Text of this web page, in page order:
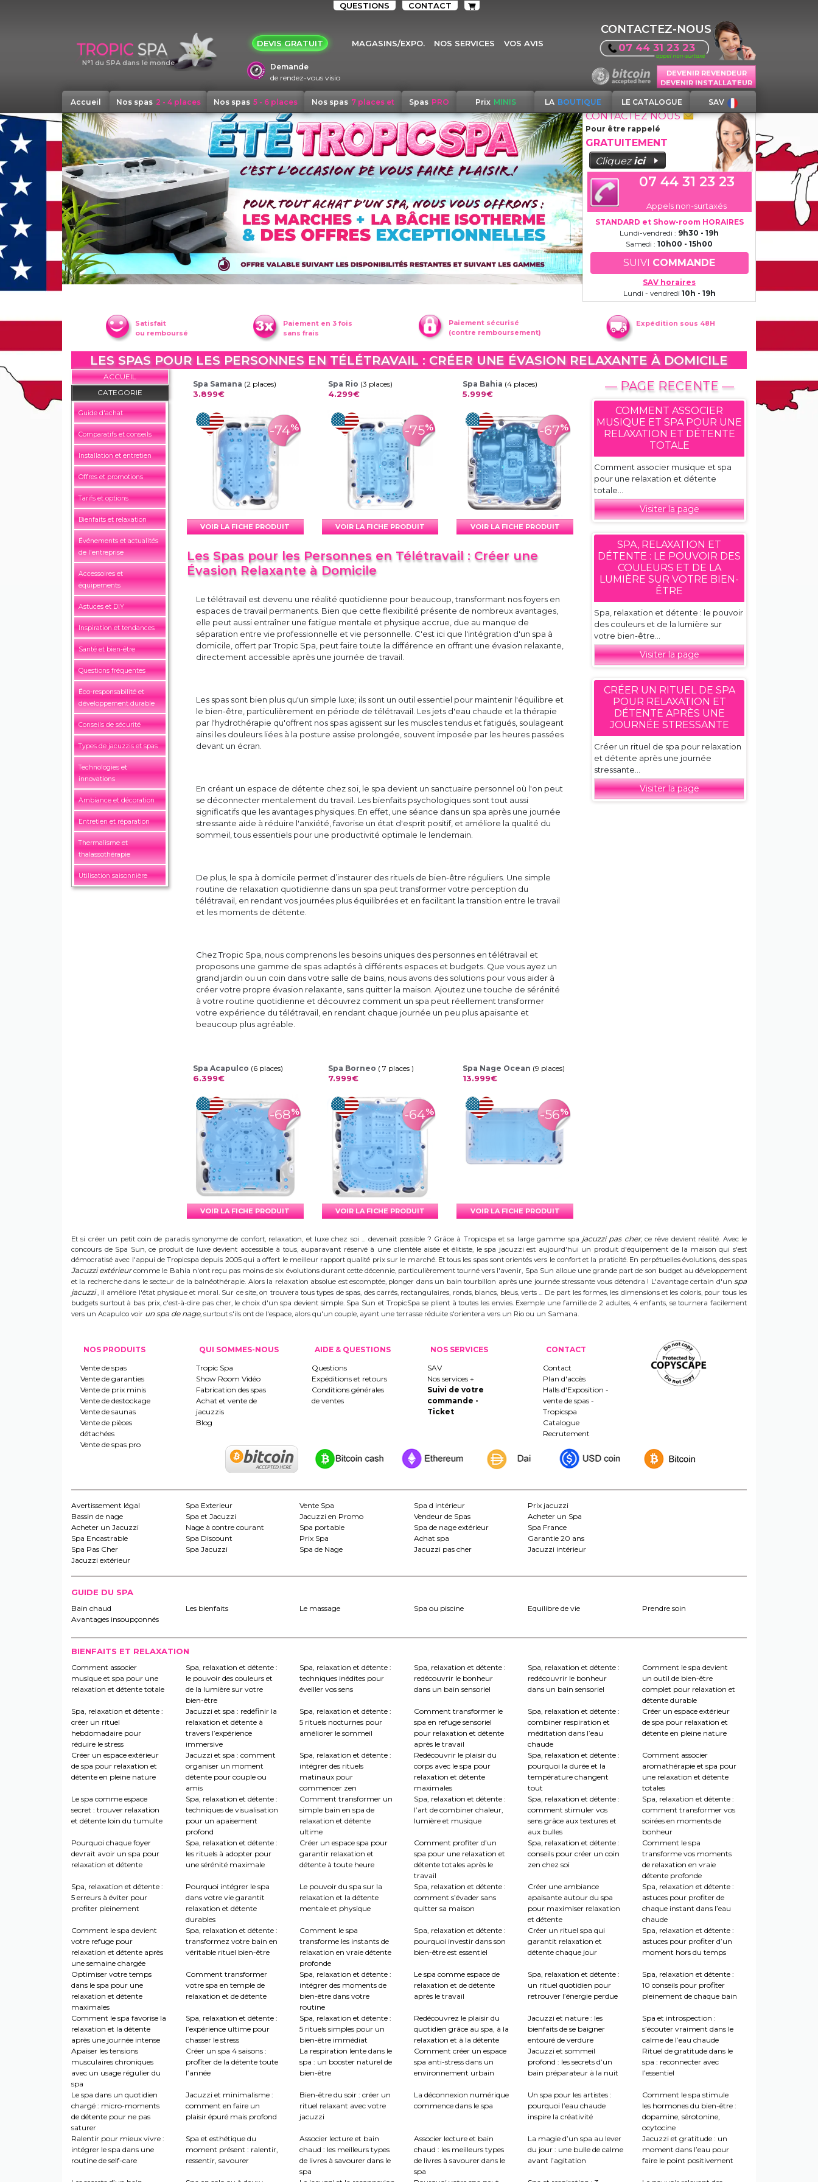
QUESTIONS CONTACT
N°1 du SPA dans le monde
DEVIS GRATUIT MAGASINS/EXPO. NOS SERVICES VOS AVIS
Demande
de rendez-vous visio
CONTACTEZ-NOUS
07 44 31 23 23
DEVENIR REVENDEUR
DEVENIR INSTALLATEUR
Accueil Nos spas 2 - 4 places Nos spas 5 - 6 places Nos spas 7 places et
+
Spas PRO Prix MINIS LA BOUTIQUE LE CATALOGUE SAV
CONTACTEZ NOUS
Pour être rappelé
GRATUITEMENT
Cliquezici
07 44 31 23 23
Appels non-surtaxés
STANDARD et Show-room HORAIRES
Lundi-vendredi : 9h30 - 19h
Samedi : 10h00 - 15h00
SUIVI COMMANDE
SAV horaires
Lundi - vendredi 10h - 19h
Satisfait
ou remboursé
Paiement en 3 fois
sans frais
Paiement sécurisé
(contre remboursement)
Expédition sous 48H
LES SPAS POUR LES PERSONNES EN TÉLÉTRAVAIL : CRÉER UNE ÉVASION RELAXANTE À DOMICILE
ACCUEIL
CATEGORIE
Guide d'achat
Comparatifs et conseils
Installation et entretien
Offres et promotions
Tarifs et options
Bienfaits et relaxation
Événements et actualités
de l'entreprise
Accessoires et
équipements
Astuces et DIY
Inspiration et tendances
Santé et bien-être
Questions fréquentes
Éco-responsabilité et
développement durable
Conseils de sécurité
Types de jacuzzis et spas
Technologies et
innovations
Ambiance et décoration
Entretien et réparation
Thermalisme et
thalassothérapie
Utilisation saisonnière
Spa Samana (2 places)
3.899€
-74%
VOIR LA FICHE PRODUIT
Spa Rio (3 places)
4.299€
-75%
VOIR LA FICHE PRODUIT
Spa Bahia (4 places)
5.999€
-67%
VOIR LA FICHE PRODUIT
Les Spas pour les Personnes en Télétravail : Créer une
Évasion Relaxante à Domicile
Le télétravail est devenu une réalité quotidienne pour beaucoup, transformant nos foyers en
espaces de travail permanents. Bien que cette flexibilité présente de nombreux avantages,
elle peut aussi entraîner une fatigue mentale et physique accrue, due au manque de
séparation entre vie professionnelle et vie personnelle. C'est ici que l'intégration d'un spa à
domicile, offert par Tropic Spa, peut faire toute la différence en offrant une évasion relaxante,
directement accessible après une journée de travail.
Les spas sont bien plus qu'un simple luxe; ils sont un outil essentiel pour maintenir l'équilibre et
le bien-être, particulièrement en période de télétravail. Les jets d'eau chaude et la thérapie
par l'hydrothérapie qu'offrent nos spas agissent sur les muscles tendus et fatigués, soulageant
ainsi les douleurs liées à la posture assise prolongée, souvent imposée par les heures passées
devant un écran.
En créant un espace de détente chez soi, le spa devient un sanctuaire personnel où l'on peut
se déconnecter mentalement du travail. Les bienfaits psychologiques sont tout aussi
significatifs que les avantages physiques. En effet, une séance dans un spa après une journée
stressante aide à réduire l'anxiété, favorise un état d'esprit positif, et améliore la qualité du
sommeil, tous essentiels pour une productivité optimale le lendemain.
De plus, le spa à domicile permet d’instaurer des rituels de bien-être réguliers. Une simple
routine de relaxation quotidienne dans un spa peut transformer votre perception du
télétravail, en rendant vos journées plus équilibrées et en facilitant la transition entre le travail
et les moments de détente.
Chez Tropic Spa, nous comprenons les besoins uniques des personnes en télétravail et
proposons une gamme de spas adaptés à différents espaces et budgets. Que vous ayez un
grand jardin ou un coin dans votre salle de bains, nous avons des solutions pour vous aider à
créer votre propre évasion relaxante, sans quitter la maison. Ajoutez une touche de sérénité
à votre routine quotidienne et découvrez comment un spa peut réellement transformer
votre expérience du télétravail, en rendant chaque journée un peu plus apaisante et
beaucoup plus agréable.
Spa Acapulco (6 places)
6.399€
-68%
VOIR LA FICHE PRODUIT
Spa Borneo ( 7 places )
7.999€
-64%
VOIR LA FICHE PRODUIT
Spa Nage Ocean (9 places)
13.999€
-56%
VOIR LA FICHE PRODUIT
— PAGE RECENTE —
COMMENT ASSOCIER
MUSIQUE ET SPA POUR UNE
RELAXATION ET DÉTENTE
TOTALE
Comment associer musique et spa
pour une relaxation et détente
totale...
Visiter la page
SPA, RELAXATION ET
DÉTENTE : LE POUVOIR DES
COULEURS ET DE LA
LUMIÈRE SUR VOTRE BIEN-
ÊTRE
Spa, relaxation et détente : le pouvoir
des couleurs et de la lumière sur
votre bien-être...
Visiter la page
CRÉER UN RITUEL DE SPA
POUR RELAXATION ET
DÉTENTE APRÈS UNE
JOURNÉE STRESSANTE
Créer un rituel de spa pour relaxation
et détente après une journée
stressante...
Visiter la page
Et si créer un petit coin de paradis synonyme de confort, relaxation, et luxe chez soi ... devenait possible ? Grâce à Tropicspa et sa large gamme spa jacuzzi pas cher, ce rêve devient réalité. Avec le
concours de Spa Sun, ce produit de luxe devient accessible à tous, auparavant réservé à une clientèle aisée et élitiste, le spa jacuzzi est aujourd'hui un produit d'équipement de la maison qui s'est
démocratisé avec l'appui de Tropicspa depuis 2005 qui a offert le meilleur rapport qualité prix sur le marché. Et tous les spas sont orientés vers le confort et la praticité. En perpétuelles évolutions, des spas
Jacuzzi extérieurcomme le Bahia n'ont reçu pas moins de six évolutions durant cette décennie, particulièrement tourné vers l'avenir, Spa Sun alloue une grande part de son budget au développement
et la recherche dans le secteur de la balnéothérapie. Alors la relaxation absolue est escomptée, plonger dans un bain tourbillon après une journée stressante vous détendra ! L'avantage certain d'un spa
jacuzzi, il améliore l'état physique et moral. Sur ce site, on trouvera tous types de spas, des carrés, rectangulaires, ronds, blancs, bleus, verts ... De part les formes, les dimensions et les coloris, pour tous les
budgets surtout à bas prix, c'est-à-dire pas cher, le choix d'un spa devient simple. Spa Sun et TropicSpa se plient à toutes les envies. Exemple une famille de 2 adultes, 4 enfants, se tournera facilement
vers un Acapulco voir un spa de nage, surtout s'ils ont de l'espace, alors qu'un couple, ayant une terrasse réduite s'orientera vers un Rio ou un Samana.
NOS PRODUITS
Vente de spas
Vente de garanties
Vente de prix minis
Vente de destockage
Vente de saunas
Vente de pièces
détachées
Vente de spas pro
QUI SOMMES-NOUS
Tropic Spa
Show Room Vidéo
Fabrication des spas
Achat et vente de
jacuzzis
Blog
AIDE & QUESTIONS
Questions
Expéditions et retours
Conditions générales
de ventes
NOS SERVICES
SAV
Nos services +
Suivi de votre
commande -
Ticket
CONTACT
Contact
Plan d'accès
Halls d'Exposition -
vente de spas -
Tropicspa
Catalogue
Recrutement
Avertissement légal Spa Exterieur Vente Spa Spa d intérieur
Prix jacuzzi
Bassin de nage
Spa et Jacuzzi Jacuzzi en Promo Vendeur de Spas
Acheter un Spa
Acheter un Jacuzzi
Nage à contre courant Spa portable Spa de nage extérieur
Spa France
Spa Encastrable
Spa Discount Prix Spa Achat spa
Garantie 20 ans
Spa Pas Cher
Spa Jacuzzi Spa de Nage Jacuzzi pas cher
Jacuzzi intérieur
Jacuzzi extérieur
GUIDE DU SPA
Bain chaud Les bienfaits Le massage Spa ou piscine Equilibre de vie
Prendre soin
Avantages insoupçonnés
BIENFAITS ET RELAXATION
Comment associer
musique et spa pour une
relaxation et détente totale
Spa, relaxation et détente :
le pouvoir des couleurs et
de la lumière sur votre
bien-être
Spa, relaxation et détente :
techniques inédites pour
éveiller vos sens
Spa, relaxation et détente :
redécouvrir le bonheur
dans un bain sensoriel
Spa, relaxation et détente :
redécouvrir le bonheur
dans un bain sensoriel
Comment le spa devient
un outil de bien-être
complet pour relaxation et
détente durable
Spa, relaxation et détente :
créer un rituel
hebdomadaire pour
réduire le stress
Jacuzzi et spa : redéfinir la
relaxation et détente à
travers l’expérience
immersive
Spa, relaxation et détente :
5 rituels nocturnes pour
améliorer le sommeil
Comment transformer le
spa en refuge sensoriel
pour relaxation et détente
après le travail
Spa, relaxation et détente :
combiner respiration et
méditation dans l’eau
chaude
Créer un espace extérieur
de spa pour relaxation et
détente en pleine nature
Créer un espace extérieur
de spa pour relaxation et
détente en pleine nature
Jacuzzi et spa : comment
organiser un moment
détente pour couple ou
amis
Spa, relaxation et détente :
intégrer des rituels
matinaux pour
commencer zen
Redécouvrir le plaisir du
corps avec le spa pour
relaxation et détente
maximales
Spa, relaxation et détente :
pourquoi la durée et la
température changent
tout
Comment associer
aromathérapie et spa pour
une relaxation et détente
totales
Le spa comme espace
secret : trouver relaxation
et détente loin du tumulte
Spa, relaxation et détente :
techniques de visualisation
pour un apaisement
profond
Comment transformer un
simple bain en spa de
relaxation et détente
ultime
Spa, relaxation et détente :
l’art de combiner chaleur,
lumière et musique
Spa, relaxation et détente :
comment stimuler vos
sens grâce aux textures et
aux bulles
Spa, relaxation et détente :
comment transformer vos
soirées en moments de
bonheur
Pourquoi chaque foyer
devrait avoir un spa pour
relaxation et détente
Spa, relaxation et détente :
les rituels à adopter pour
une sérénité maximale
Créer un espace spa pour
garantir relaxation et
détente à toute heure
Comment profiter d’un
spa pour une relaxation et
détente totales après le
travail
Spa, relaxation et détente :
conseils pour créer un coin
zen chez soi
Comment le spa
transforme vos moments
de relaxation en vraie
détente profonde
Spa, relaxation et détente :
5 erreurs à éviter pour
profiter pleinement
Pourquoi intégrer le spa
dans votre vie garantit
relaxation et détente
durables
Le pouvoir du spa sur la
relaxation et la détente
mentale et physique
Spa, relaxation et détente :
comment s’évader sans
quitter sa maison
Créer une ambiance
apaisante autour du spa
pour maximiser relaxation
et détente
Spa, relaxation et détente :
astuces pour profiter de
chaque instant dans l’eau
chaude
Comment le spa devient
votre refuge pour
relaxation et détente après
une semaine chargée
Spa, relaxation et détente :
transformez votre bain en
véritable rituel bien-être
Comment le spa
transforme les instants de
relaxation en vraie détente
profonde
Spa, relaxation et détente :
pourquoi investir dans son
bien-être est essentiel
Créer un rituel spa qui
garantit relaxation et
détente chaque jour
Spa, relaxation et détente :
astuces pour profiter d’un
moment hors du temps
Optimiser votre temps
dans le spa pour une
relaxation et détente
maximales
Comment transformer
votre spa en temple de
relaxation et de détente
Spa, relaxation et détente :
intégrer des moments de
bien-être dans votre
routine
Le spa comme espace de
relaxation et de détente
après le travail
Spa, relaxation et détente :
un rituel quotidien pour
retrouver l’énergie perdue
Spa, relaxation et détente :
10 conseils pour profiter
pleinement de chaque bain
Comment le spa favorise la
relaxation et la détente
après une journée intense
Spa, relaxation et détente :
l’expérience ultime pour
chasser le stress
Spa, relaxation et détente :
5 rituels simples pour un
bien-être immédiat
Redécouvrez le plaisir du
quotidien grâce au spa, à la
relaxation et à la détente
Jacuzzi et nature : les
bienfaits de se baigner
entouré de verdure
Spa et introspection :
s’écouter vraiment dans le
calme de l’eau chaude
Apaiser les tensions
musculaires chroniques
avec un usage régulier du
spa
Créer un spa 4 saisons :
profiter de la détente toute
l’année
La respiration lente dans le
spa : un booster naturel de
bien-être
Comment créer un espace
spa anti-stress dans un
environnement urbain
Jacuzzi et sommeil
profond : les secrets d’un
bain préparateur à la nuit
Rituel de gratitude dans le
spa : reconnecter avec
l’essentiel
Le spa dans un quotidien
chargé : micro-moments
de détente pour ne pas
saturer
Jacuzzi et minimalisme :
comment en faire un
plaisir épuré mais profond
Bien-être du soir : créer un
rituel relaxant avec votre
jacuzzi
La déconnexion numérique
commence dans le spa
Un spa pour les artistes :
pourquoi l’eau chaude
inspire la créativité
Comment le spa stimule
les hormones du bien-être :
dopamine, sérotonine,
ocytocine
Ralentir pour mieux vivre :
intégrer le spa dans une
routine de self-care
Spa et esthétique du
moment présent : ralentir,
ressentir, savourer
Associer lecture et bain
chaud : les meilleurs types
de livres à savourer dans le
spa
Associer lecture et bain
chaud : les meilleurs types
de livres à savourer dans le
spa
La magie d’un spa au lever
du jour : une bulle de calme
avant l’agitation
Jacuzzi et gratitude : un
moment dans l’eau pour
faire le point positivement